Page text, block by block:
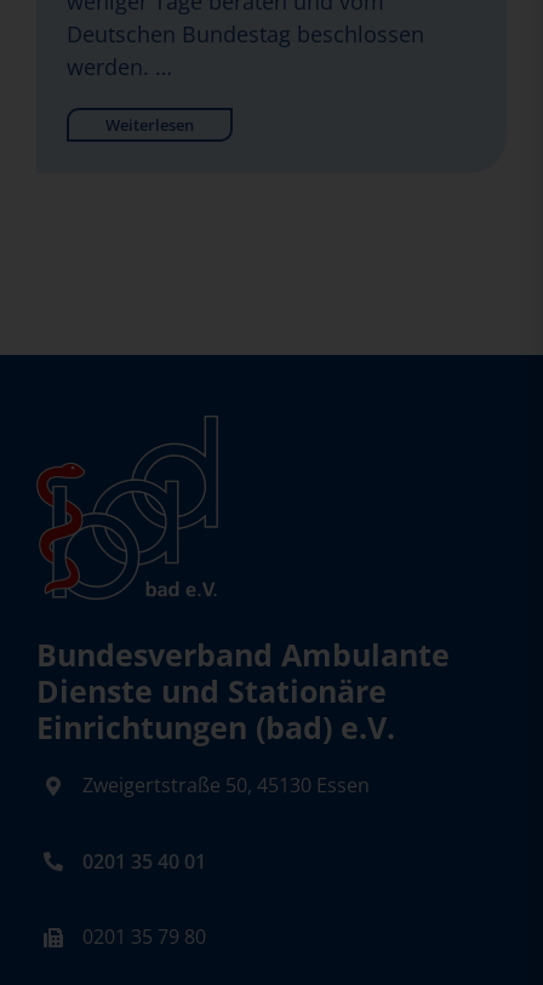
Deutschen Bundestag beschlossen
werden. …
Weiterlesen
Bundesverband Ambulante
Dienste und Stationäre
Einrichtungen (bad) e.V.
Zweigertstraße 50, 45130 Essen
0201 35 40 01
0201 35 79 80